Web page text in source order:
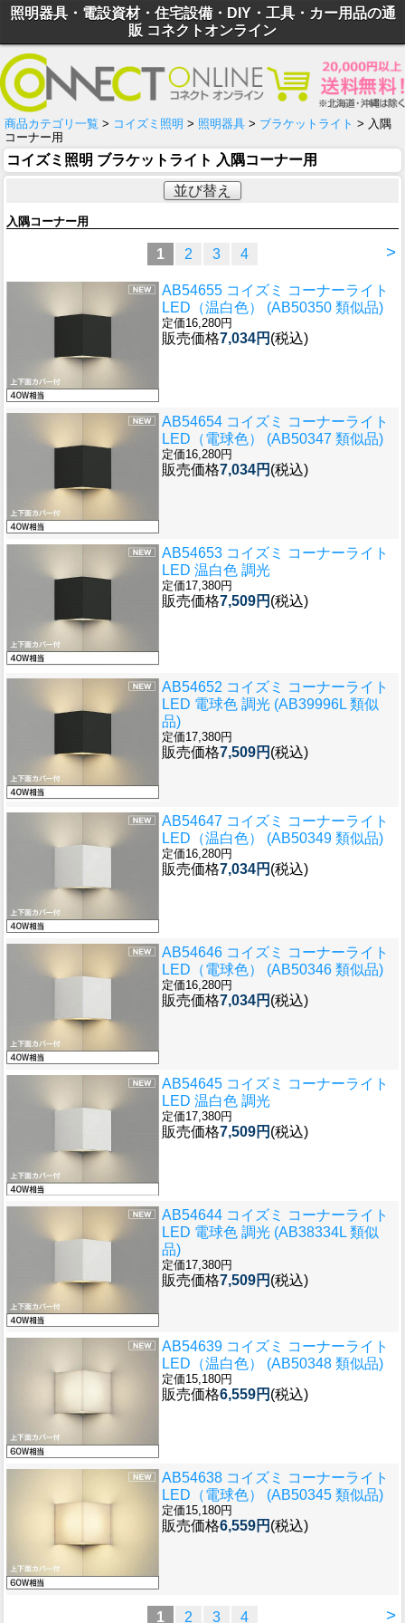
照明器具・電設資材・住宅設備・DIY・工具・カー用品の通
販 コネクトオンライン
商品カテゴリ一覧 > コイズミ照明 > 照明器具 > ブラケットライト > 入隅
コーナー用
コイズミ照明 ブラケットライト 入隅コーナー用
並び替え
入隅コーナー用
>
1 2 3 4
AB54655 コイズミ コーナーライト
LED（温白色） (AB50350 類似品)
定価16,280円
販売価格7,034円 (税込)
AB54654 コイズミ コーナーライト
LED（電球色） (AB50347 類似品)
定価16,280円
販売価格7,034円 (税込)
AB54653 コイズミ コーナーライト
LED 温白色 調光
定価17,380円
販売価格7,509円 (税込)
AB54652 コイズミ コーナーライト
LED 電球色 調光 (AB39996L 類似
品)
定価17,380円
販売価格7,509円 (税込)
AB54647 コイズミ コーナーライト
LED（温白色） (AB50349 類似品)
定価16,280円
販売価格7,034円 (税込)
AB54646 コイズミ コーナーライト
LED（電球色） (AB50346 類似品)
定価16,280円
販売価格7,034円 (税込)
AB54645 コイズミ コーナーライト
LED 温白色 調光
定価17,380円
販売価格7,509円 (税込)
AB54644 コイズミ コーナーライト
LED 電球色 調光 (AB38334L 類似
品)
定価17,380円
販売価格7,509円 (税込)
AB54639 コイズミ コーナーライト
LED（温白色） (AB50348 類似品)
定価15,180円
販売価格6,559円 (税込)
AB54638 コイズミ コーナーライト
LED（電球色） (AB50345 類似品)
定価15,180円
販売価格6,559円 (税込)
>
1 2 3 4